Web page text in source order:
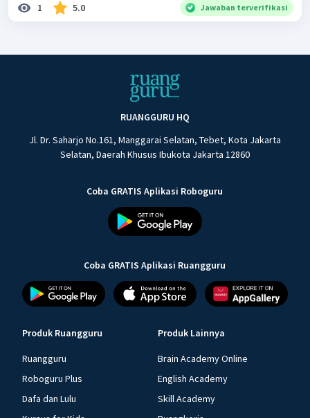
1 5.0 Jawaban terverifikasi
RUANGGURU HQ
Jl. Dr. Saharjo No.161, Manggarai Selatan, Tebet, Kota Jakarta
Selatan, Daerah Khusus Ibukota Jakarta 12860
Coba GRATIS Aplikasi Roboguru
Coba GRATIS Aplikasi Ruangguru
Produk Ruangguru
Ruangguru
Roboguru Plus
Dafa dan Lulu
Produk Lainnya
Brain Academy Online
English Academy
Skill Academy